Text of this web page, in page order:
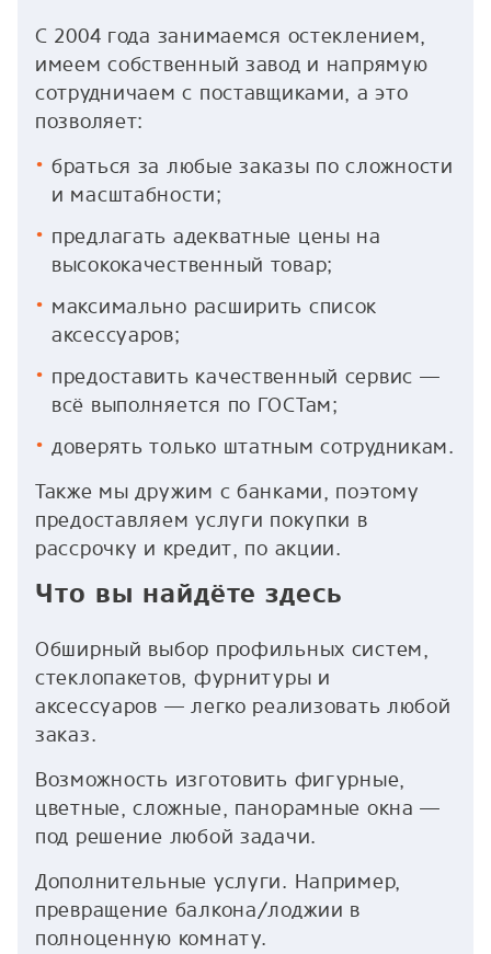
С 2004 года занимаемся остеклением,
имеем собственный завод и напрямую
сотрудничаем с поставщиками, а это
позволяет:
браться за любые заказы по сложности
и масштабности;
предлагать адекватные цены на
высококачественный товар;
максимально расширить список
аксессуаров;
предоставить качественный сервис —
всё выполняется по ГОСТам;
доверять только штатным сотрудникам.
Также мы дружим с банками, поэтому
предоставляем услуги покупки в
рассрочку и кредит, по акции.
Что вы найдёте здесь
Обширный выбор профильных систем,
стеклопакетов, фурнитуры и
аксессуаров — легко реализовать любой
заказ.
Возможность изготовить фигурные,
цветные, сложные, панорамные окна —
под решение любой задачи.
Дополнительные услуги. Например,
превращение балкона/лоджии в
полноценную комнату.